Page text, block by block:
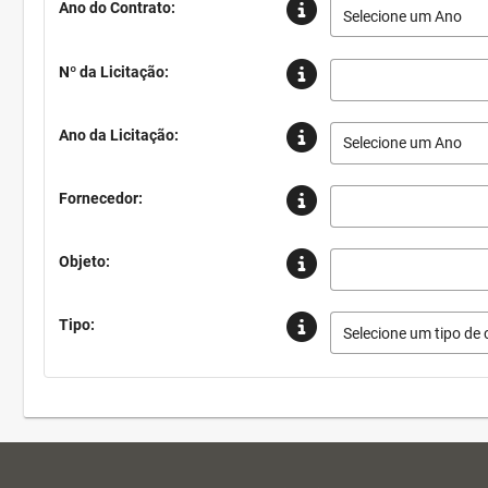
Ano do Contrato: Selecione um Ano
Nº da Licitação:
Ano da Licitação: Selecione um Ano
Fornecedor:
Objeto:
Tipo: Selecione um tipo de